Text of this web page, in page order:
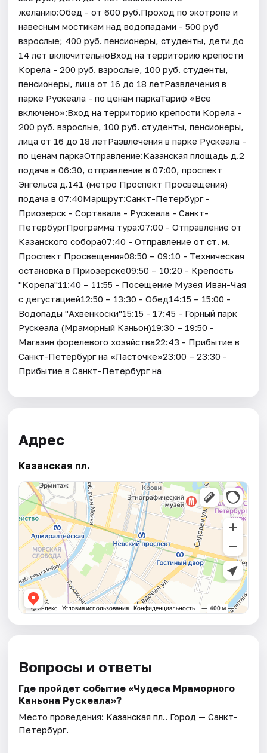
желанию:Обед - от 600 руб.Проход по экотропе и
навесным мостикам над водопадами - 500 руб
взрослые; 400 руб. пенсионеры, студенты, дети до
14 лет включительноВход на территорию крепости
Корела - 200 руб. взрослые, 100 руб. студенты,
пенсионеры, лица от 16 до 18 летРазвлечения в
парке Рускеала - по ценам паркаТариф «Все
включено»:Вход на территорию крепости Корела -
200 руб. взрослые, 100 руб. студенты, пенсионеры,
лица от 16 до 18 летРазвлечения в парке Рускеала -
по ценам паркаОтправление:Казанская площадь д.2
подача в 06:30, отправление в 07:00, проспект
Энгельса д.141 (метро Проспект Просвещения)
подача в 07:40Маршрут:Санкт-Петербург -
Приозерск - Сортавала - Рускеала - Санкт-
ПетербургПрограмма тура:07:00 - Отправление от
Казанского собора07:40 - Отправление от ст. м.
Проспект Просвещения08:50 – 09:10 - Техническая
остановка в Приозерске09:50 – 10:20 - Крепость
"Корела"11:40 – 11:55 - Посещение Музея Иван-Чая
с дегустацией12:50 – 13:30 - Обед14:15 – 15:00 -
Водопады "Ахвенкоски"15:15 - 17:45 - Горный парк
Рускеала (Мраморный Каньон)19:30 – 19:50 -
Магазин форелевого хозяйства22:43 - Прибытие в
Санкт-Петербург на «Ласточке»23:00 – 23:30 -
Прибытие в Санкт-Петербург на
Адрес
Казанская пл.
Вопросы и ответы
Где пройдет событие «Чудеса Мраморного
Каньона Рускеала»?
Место проведения: Казанская пл.. Город — Санкт-
Петербург.